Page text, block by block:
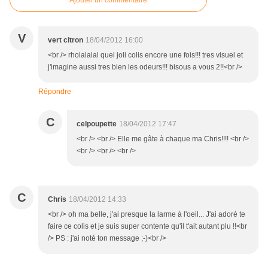
V vert citron 18/04/2012 16:00
<br /> rholalalal quel joli colis encore une fois!!! tres visuel et
j'imagine aussi tres bien les odeurs!!! bisous a vous 2!!<br />
Répondre
C celpoupette 18/04/2012 17:47
<br /> <br /> Elle me gâte à chaque ma Chris!!!! <br />
<br /> <br /> <br />
C Chris 18/04/2012 14:33
<br /> oh ma belle, j'ai presque la larme à l'oeil... J'ai adoré te
faire ce colis et je suis super contente qu'il t'ait autant plu !!<br
/> PS : j'ai noté ton message ;-)<br />